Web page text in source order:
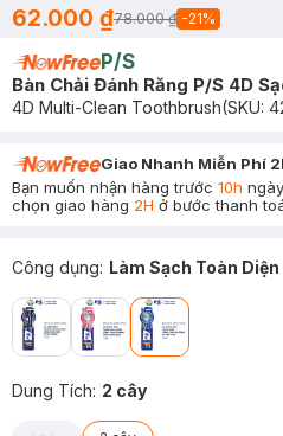
62.000 ₫78.000 ₫ -21%
P/S
Bàn Chải Đánh Răng P/S 4D
4D Multi-Clean Toothbrush(SKU:
Giao Nhanh Miễn Phí
Bạn muốn nhận hàng trước 10h
chọn giao hàng 2H ở bước thanh
Công dụng: Làm Sạch Toàn Diện
Dung Tích: 2 cây